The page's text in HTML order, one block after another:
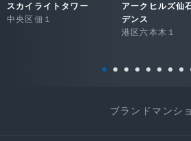
スカイライトタワー
中央区佃１
アークヒルズ仙
デンス
港区六本木１
ブランドマンシ